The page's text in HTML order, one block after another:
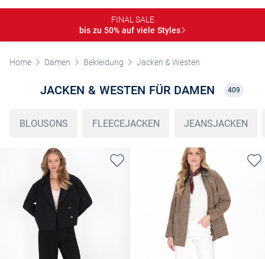
FINAL SALE
bis zu 50% auf viele Styles
Home Damen Bekleidung Jacken & Westen
JACKEN & WESTEN FÜR DAMEN 409
BLOUSONS FLEECEJACKEN JEANSJACKEN